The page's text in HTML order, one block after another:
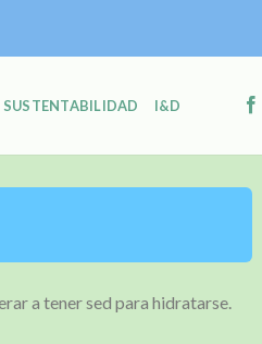
SUSTENTABILIDAD I&D
a tener sed para hidratarse.